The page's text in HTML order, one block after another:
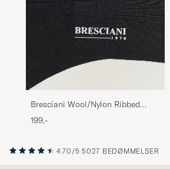
Bresciani Wool/Nylon Ribbed
Short Socks Black
199,-
4.70/5 5027 BEDØMMELSER